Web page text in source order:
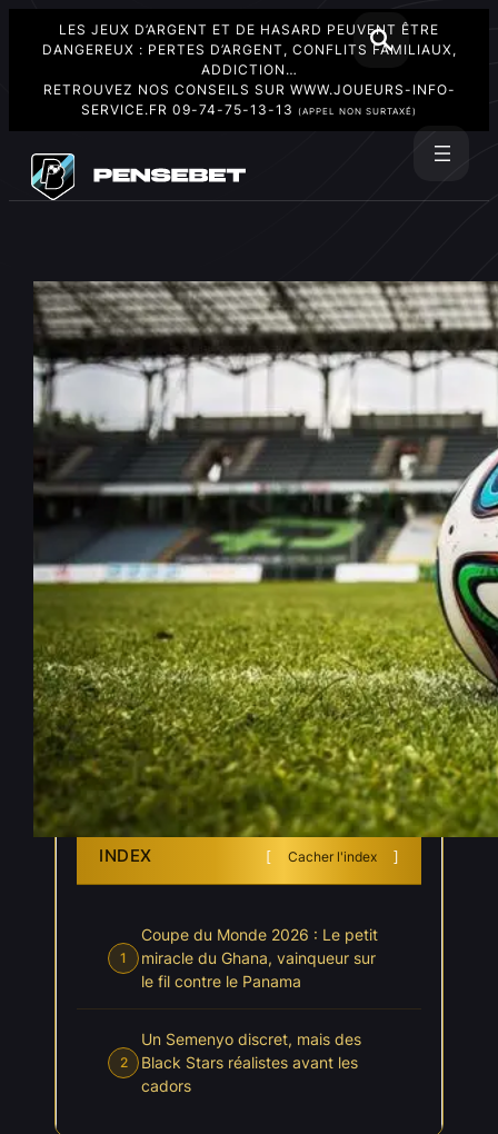
LES JEUX D’ARGENT ET DE HASARD PEUVENT ÊTRE
DANGEREUX : PERTES D’ARGENT, CONFLITS FAMILIAUX,
ADDICTION…
RETROUVEZ NOS CONSEILS SUR WWW.JOUEURS-INFO-
SERVICE.FR 09-74-75-13-13 (APPEL NON SURTAXÉ)
contenu
Coupe du Monde 2026 : Le
Ghana s’en sort par miracle
face au Panama pour ses
débuts
Juin 18, 2026—parJayann Lebecq
dans Coupe du Monde 2026 , Actualités
INDEX Cacher l'index
1
Coupe du Monde 2026 : Le petit
miracle du Ghana, vainqueur sur
le fil contre le Panama
2
Un Semenyo discret, mais des
Black Stars réalistes avant les
cadors